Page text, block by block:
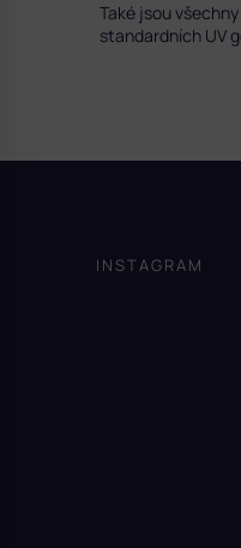
Také jsou
standardních UV
t
INSTAGRAM